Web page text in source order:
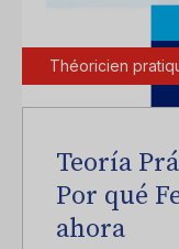
Théoricien
Teoría
Por qué
ahora